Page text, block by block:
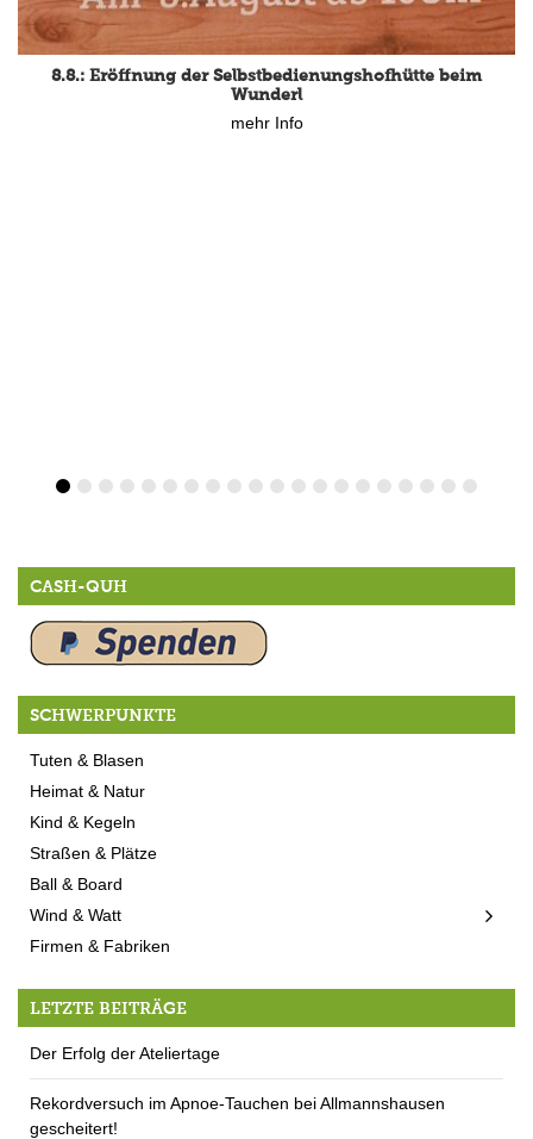
8.8.: Eröffnung der Selbstbedienungshofhütte beim
Wunderl
mehr Info
CASH-QUH
SCHWERPUNKTE
Tuten & Blasen
Heimat & Natur
Kind & Kegeln
Straßen & Plätze
Ball & Board
Wind & Watt
Firmen & Fabriken
LETZTE BEITRÄGE
Der Erfolg der Ateliertage
Rekordversuch im Apnoe-Tauchen bei Allmannshausen
gescheitert!